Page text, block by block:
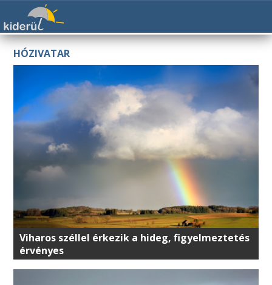
HÓZIVATAR
Viharos széllel érkezik a hideg, figyelmeztetés
érvényes